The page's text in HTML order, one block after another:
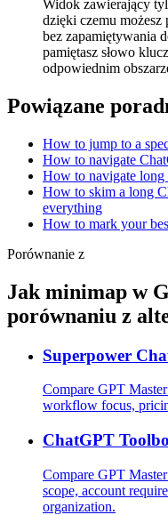
Widok zawierający
dzięki czemu możesz
bez zapamiętywania
pamiętasz słowo
odpowiednim
Powiązane
How to jump to a
How to navigate
How to navigate long
How to skim a long
everything
How to mark your
Porównanie z
Jak minimap w
porównaniu z
Superpower
Compare GPT
workflow focus,
ChatGPT
Compare GPT
scope, account
organization.